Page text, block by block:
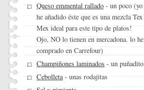
Queso emmental rallado - un poco (yo
he añadido éste que es una mezcla Tex
Mex ideal para este tipo de platos!
Ojo, NO lo tienen en mercadona. lo he
comprado en Carrefour)
Champiñones laminados- un puñadito
Cebolleta- unas rodajitas